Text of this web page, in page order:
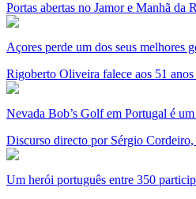
Portas abertas no Jamor e Manhã da
Açores perde um dos seus melhores
Rigoberto Oliveira falece aos 51
Nevada Bob’s Golf em Portugal é
Discurso directo por Sérgio
Um herói português entre 350